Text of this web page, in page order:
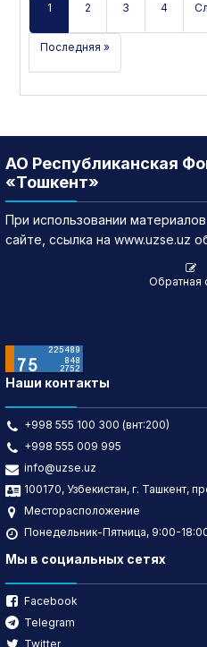
1 2 3 4
Последняя »
АО Республиканская
«Тошкент»
При использовании
сайте, ссылка на www.uzse.uz
Обратная
Наши контакты
+998 555 100 300 (внт:200)
+998 555 009 995
info@uzse.uz
100170, Узбекистан, г. Ташкент,
Месторасположение
Понедельник-Пятница, 9:00-
Мы в социальных сетях
Facebook
Telegram
Twitter